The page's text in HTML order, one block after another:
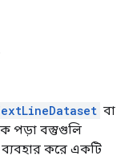
বা
পড়া বস্তুগুলি
করে একটি